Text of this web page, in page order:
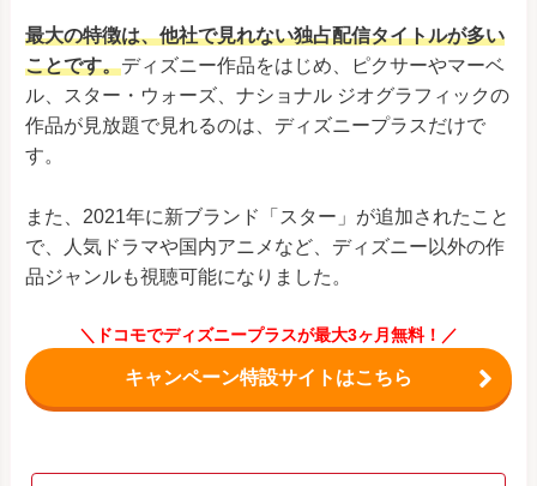
最大の特徴は、他社で見れない独占配信タイトルが多い
ことです。ディズニー作品をはじめ、ピクサーやマーベ
ル、スター・ウォーズ、ナショナル ジオグラフィックの
作品が見放題で見れるのは、ディズニープラスだけで
す。
また、2021年に新ブランド「スター」が追加されたこと
で、人気ドラマや国内アニメなど、ディズニー以外の作
品ジャンルも視聴可能になりました。
＼ドコモでディズニープラスが最大3ヶ月無料！／
キャンペーン特設サイトはこちら